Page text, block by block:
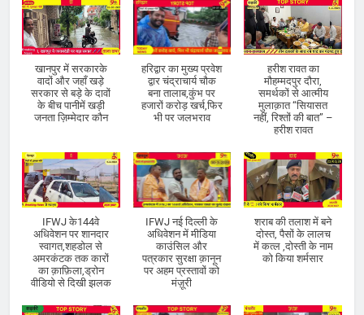
खानपुर में सरकारके
वादों और जहाँ खड़े
सरकार से बड़े के दावों
के बीच पानीमें खड़ी
जनता ज़िम्मेदार कौन
हरिद्वार का मुख्य प्रवेश
द्वार चंद्राचार्य चौक
बना तालाब,कुंभ पर
हजारों करोड़ खर्च,फिर
भी पर जलभराव
हरीश रावत का
मौहम्मदपुर दौरा,
समर्थकों से आत्मीय
मुलाक़ात “सियासत
नहीं, रिश्तों की बात” –
हरीश रावत
IFWJ के144वे
अधिवेशन पर शानदार
स्वागत,शहडोल से
अमरकंटक तक कारों
का क़ाफ़िला,ड्रोन
वीडियो से दिखी झलक
IFWJ नई दिल्ली के
अधिवेशन में मीडिया
काउंसिल और
पत्रकार सुरक्षा क़ानून
पर अहम प्रस्तावों को
मंज़ूरी
शराब की तलाश में बने
दोस्त, पैसों के लालच
में कत्ल ,दोस्ती के नाम
को किया शर्मसार